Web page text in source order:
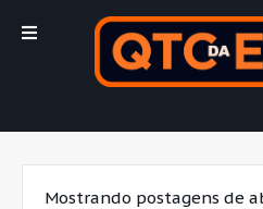
Mostrando postagens de